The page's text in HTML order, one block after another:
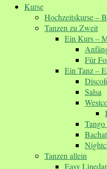
Kurse
Hochzeitskurse –
Tanzen zu Zweit
Ein Kurs –
Für
Ein Tanz –
Salsa
Tanzen allein
Easy